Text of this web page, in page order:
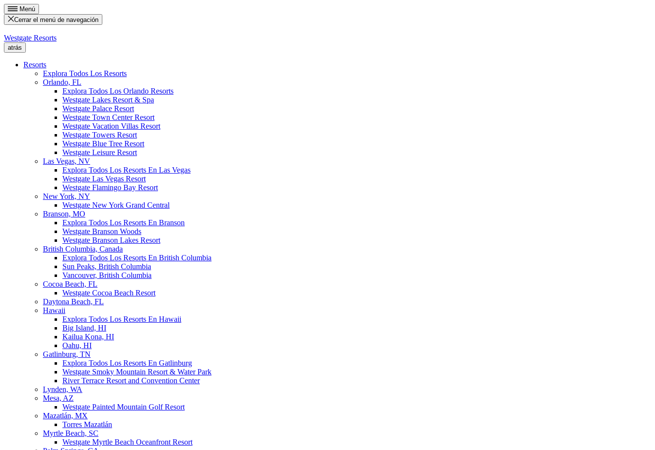
Menú
Cerrar el menú de navegación
Westgate Resorts
atrás
Resorts
Explora Todos Los Resorts
Orlando, FL
Explora Todos Los Orlando Resorts
Westgate Lakes Resort & Spa
Westgate Palace Resort
Westgate Town Center Resort
Westgate Vacation Villas Resort
Westgate Towers Resort
Westgate Blue Tree Resort
Westgate Leisure Resort
Las Vegas, NV
Explora Todos Los Resorts En Las Vegas
Westgate Las Vegas Resort
Westgate Flamingo Bay Resort
New York, NY
Westgate New York Grand Central
Branson, MO
Explora Todos Los Resorts En Branson
Westgate Branson Woods
Westgate Branson Lakes Resort
British Columbia, Canada
Explora Todos Los Resorts En British Columbia
Sun Peaks, British Columbia
Vancouver, British Columbia
Cocoa Beach, FL
Westgate Cocoa Beach Resort
Daytona Beach, FL
Hawaii
Explora Todos Los Resorts En Hawaii
Big Island, HI
Kailua Kona, HI
Oahu, HI
Gatlinburg, TN
Explora Todos Los Resorts En Gatlinburg
Westgate Smoky Mountain Resort & Water Park
River Terrace Resort and Convention Center
Lynden, WA
Mesa, AZ
Westgate Painted Mountain Golf Resort
Mazatlán, MX
Torres Mazatlán
Myrtle Beach, SC
Westgate Myrtle Beach Oceanfront Resort